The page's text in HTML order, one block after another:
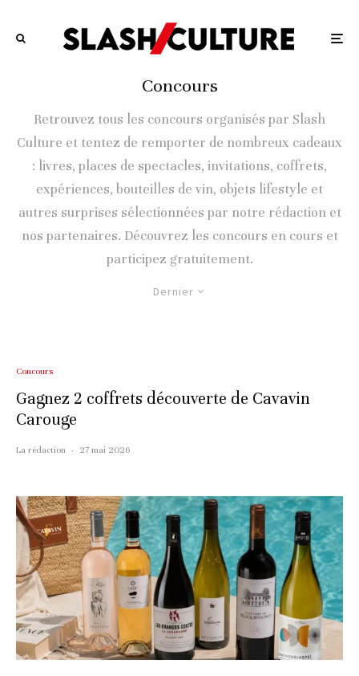
Concours
Retrouvez tous les concours organisés par Slash
Culture et tentez de remporter de nombreux cadeaux
: livres, places de spectacles, invitations, coffrets,
expériences, bouteilles de vin, objets lifestyle et
autres surprises sélectionnées par notre rédaction et
nos partenaires. Découvrez les concours en cours et
participez gratuitement.
Dernier
Concours
Gagnez 2 coffrets découverte de Cavavin
Carouge
La rédaction · 27 mai 2026